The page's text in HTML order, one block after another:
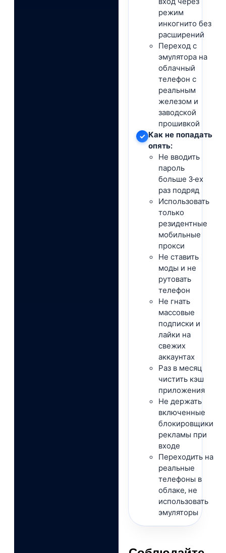
режим
инкогнито без
расширений
Переход с
эмулятора на
облачный
телефон с
реальным
железом и
заводской
прошивкой
✓ Как не попадать
опять:
Не вводить
пароль
больше 3-ех
раз подряд
Использовать
только
резидентные
мобильные
прокси
Не ставить
моды и не
рутовать
телефон
Не гнать
массовые
подписки и
лайки на
свежих
аккаунтах
Раз в месяц
чистить кэш
приложения
Не держать
включенные
блокировщики
рекламы при
входе
Переходить на
реальные
телефоны в
облаке, не
использовать
эмуляторы